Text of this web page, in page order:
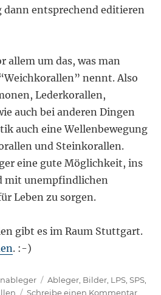
dann entsprechend editieren
allem um das, was man
nennt. Also
Lederkorallen,
auch bei anderen Dingen
auch eine Wellenbewegung
und Steinkorallen.
eine gute Möglichkeit, ins
mit unempfindlichen
Leben zu sorgen.
gibt es im Raum Stuttgart.
. :-)
Schlagwörter
Ableger Bilder LPS ,SPS
Schreibe einen Kommentarzu